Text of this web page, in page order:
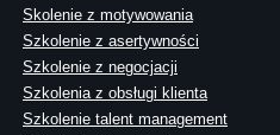
Skolenie z motywowania
Szkolenie z asertywności
Szkolenie z negocjacji
Szkolenia z obsługi klienta
Szkolenie talent management